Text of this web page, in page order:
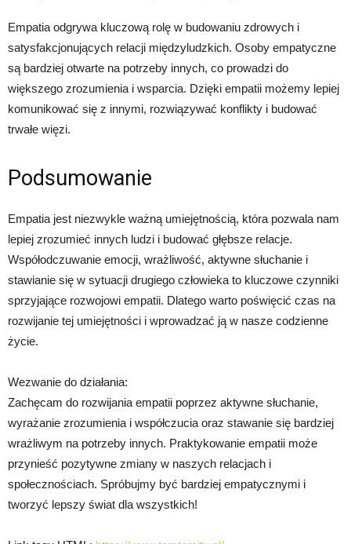
Empatia odgrywa kluczową rolę w budowaniu zdrowych i
satysfakcjonujących relacji międzyludzkich. Osoby empatyczne
są bardziej otwarte na potrzeby innych, co prowadzi do
większego zrozumienia i wsparcia. Dzięki empatii możemy lepiej
komunikować się z innymi, rozwiązywać konflikty i budować
trwałe więzi.
Podsumowanie
Empatia jest niezwykle ważną umiejętnością, która pozwala nam
lepiej zrozumieć innych ludzi i budować głębsze relacje.
Współodczuwanie emocji, wrażliwość, aktywne słuchanie i
stawianie się w sytuacji drugiego człowieka to kluczowe czynniki
sprzyjające rozwojowi empatii. Dlatego warto poświęcić czas na
rozwijanie tej umiejętności i wprowadzać ją w nasze codzienne
życie.
Wezwanie do działania:
Zachęcam do rozwijania empatii poprzez aktywne słuchanie,
wyrażanie zrozumienia i współczucia oraz stawanie się bardziej
wrażliwym na potrzeby innych. Praktykowanie empatii może
przynieść pozytywne zmiany w naszych relacjach i
społecznościach. Spróbujmy być bardziej empatycznymi i
tworzyć lepszy świat dla wszystkich!